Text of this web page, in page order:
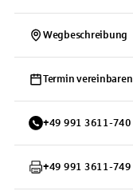
Wegbeschreibung
Termin vereinbaren
+49 991 3611-740
+49 991 3611-749